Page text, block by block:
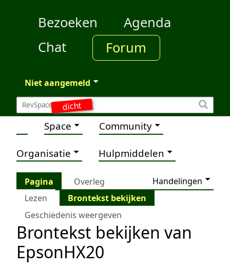
dicht
Bezoeken
Agenda
Chat
Forum
Niet aangemeld
Space Community
Organisatie Hulpmiddelen
Pagina Overleg
Handelingen
Lezen
Brontekst bekijken
Geschiedenis weergeven
Brontekst bekijken van
EpsonHX20